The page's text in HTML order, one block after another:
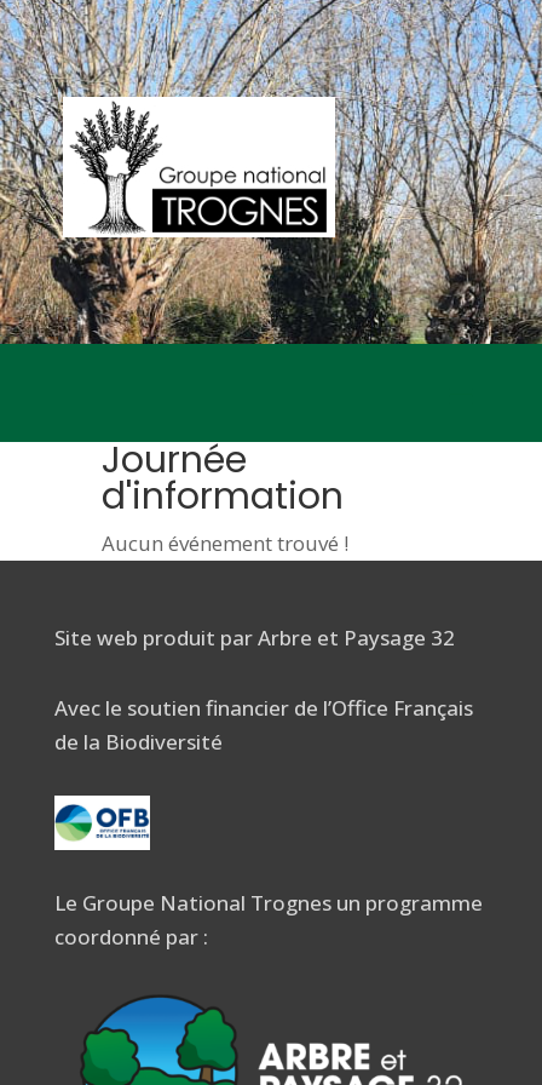
Journée
d'information
Aucun événement trouvé !
Site web produit par Arbre et Paysage 32
Avec le soutien financier de l’Office Français
de la Biodiversité
Le Groupe National Trognes un programme
coordonné par :